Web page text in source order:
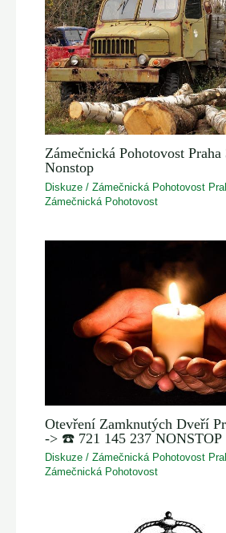
Zámečnická Pohotovost
Nonstop
Diskuze /Zámečnická Pohotovost
Zámečnická Pohotovost
Otevření Zamknutých Dveří
-> ☎️ 721 145 237 NONSTOP
Diskuze /Zámečnická Pohotovost
Zámečnická Pohotovost